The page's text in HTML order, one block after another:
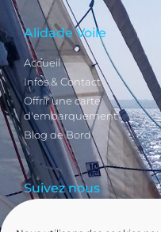
Alidade Voile
Accueil
Infos & Contact
Offrir une carte
d'embarquement
Blog de Bord
Suivez nous